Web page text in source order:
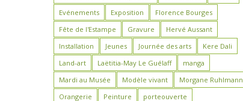
Evénements
Exposition
Florence Bourges
Fête de l'Estampe
Gravure
Hervé Aussant
Installation
Jeunes Journée des arts
Kere Dali
Land-art
Laëtitia-May Le Guélaff
manga
Mardi au Musée
Modèle vivant
Morgane Ruhlmann
Orangerie
Peinture porteouverte